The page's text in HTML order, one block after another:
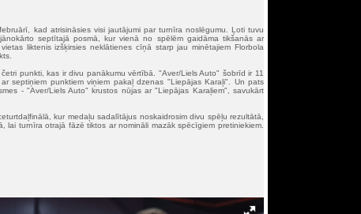
kad atrisināsies visi jautājumi par turnīra noslēgumu. Ļoti tuvu
septītajā posmā, kur vienā no spēlēm gaidāma tikšanās ar
liktenis izšķirsies neklātienes cīņā starp jau minētajiem Florbola
punkti, kas ir divu panākumu vērtībā. "Aver/Liels Auto" šobrīd ir 11
septiņiem punktiem viņiem pakaļ dzenas "Liepājas Karaļi". Un pats
- "Aver/Liels Auto" krustos nūjas ar "Liepājas Karaļiem", savukārt
kur medaļu sadalītājus noskaidrosim divu spēļu rezultātā,
turnīra otrajā fāzē tiktos ar nomināli mazāk spēcīgiem pretiniekiem.